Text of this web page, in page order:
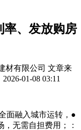
率、发放购房
材有限公司 文章来
01-08 03:11
融入城市运转，●
无需自担费用；：